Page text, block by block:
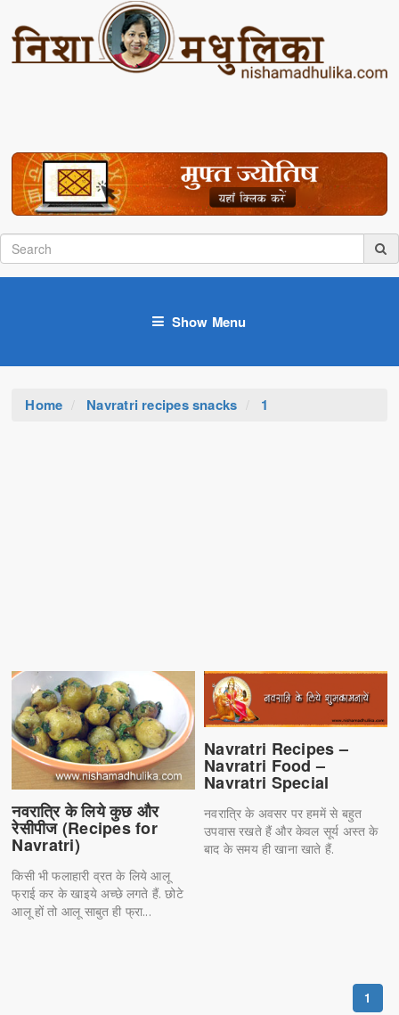
Show Menu
Home Navratri recipes snacks 1
नवरात्रि के लिये कुछ और
रेसीपीज (Recipes for
Navratri)
किसी भी फलाहारी व्रत के लिये आलू
फ्राई कर के खाइये अच्छे लगते हैं. छोटे
आलू हों तो आलू साबुत ही फ्रा...
Navratri Recipes –
Navratri Food –
Navratri Special
नवरात्रि के अवसर पर हममें से बहुत
उपवास रखते हैं और केवल सूर्य अस्त के
बाद के समय ही खाना खाते हैं.
1